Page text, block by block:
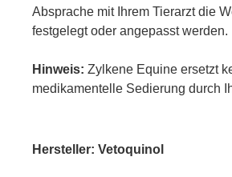
Absprache mit Ihrem Tierarzt die
festgelegt oder angepasst werden.
Hinweis: Zylkene Equine ersetzt
medikamentelle Sedierung durch
Hersteller: Vetoquinol